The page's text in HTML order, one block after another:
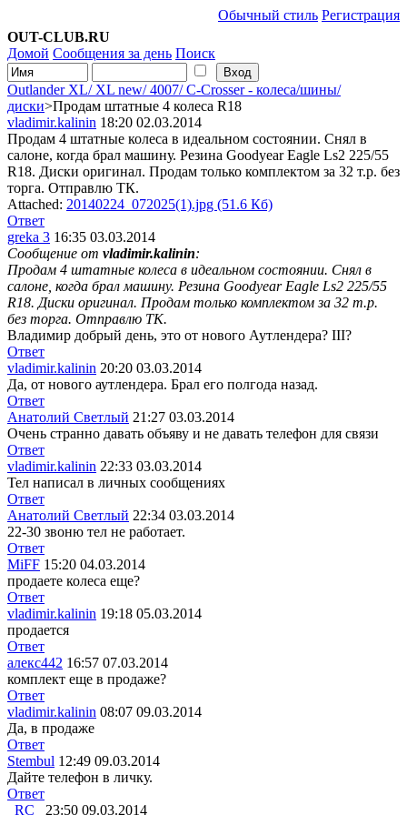
Обычный стиль Регистрация
OUT-CLUB.RU
Домой Сообщения за день Поиск
Outlander XL/ XL new/ 4007/ C-Сrosser - колеса/шины/
диски>Продам штатные 4 колеса R18
vladimir.kalinin 18:20 02.03.2014
Продам 4 штатные колеса в идеальном состоянии. Снял в
салоне, когда брал машину. Резина Goodyear Eagle Ls2 225/55
R18. Диски оригинал. Продам только комплектом за 32 т.р. без
торга. Отправлю ТК.
Attached: 20140224_072025(1).jpg (51.6 Кб)
Ответ
greka 3 16:35 03.03.2014
Сообщение от vladimir.kalinin:
Продам 4 штатные колеса в идеальном состоянии. Снял в
салоне, когда брал машину. Резина Goodyear Eagle Ls2 225/55
R18. Диски оригинал. Продам только комплектом за 32 т.р.
без торга. Отправлю ТК.
Владимир добрый день, это от нового Аутлендера? III?
Ответ
vladimir.kalinin 20:20 03.03.2014
Да, от нового аутлендера. Брал его полгода назад.
Ответ
Анатолий Светлый 21:27 03.03.2014
Очень странно давать объяву и не давать телефон для связи
Ответ
vladimir.kalinin 22:33 03.03.2014
Тел написал в личных сообщениях
Ответ
Анатолий Светлый 22:34 03.03.2014
22-30 звоню тел не работает.
Ответ
MiFF 15:20 04.03.2014
продаете колеса еще?
Ответ
vladimir.kalinin 19:18 05.03.2014
продается
Ответ
алекс442 16:57 07.03.2014
комплект еще в продаже?
Ответ
vladimir.kalinin 08:07 09.03.2014
Да, в продаже
Ответ
Stembul 12:49 09.03.2014
Дайте телефон в личку.
Ответ
_RC_
23:50 09.03.2014